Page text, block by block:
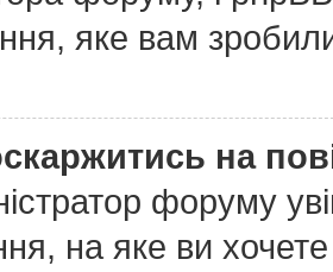
яке вам
на
форуму
на яке ви